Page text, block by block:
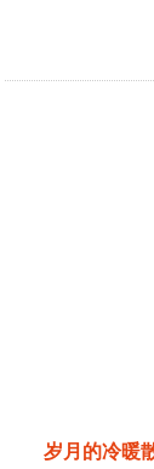
岁月的冷暖